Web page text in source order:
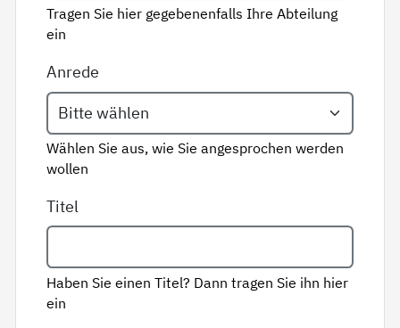
Tragen Sie hier gegebenenfalls Ihre Abteilung
ein
Anrede
Wählen Sie aus, wie Sie angesprochen werden
wollen
Titel
Haben Sie einen Titel? Dann tragen Sie ihn hier
ein